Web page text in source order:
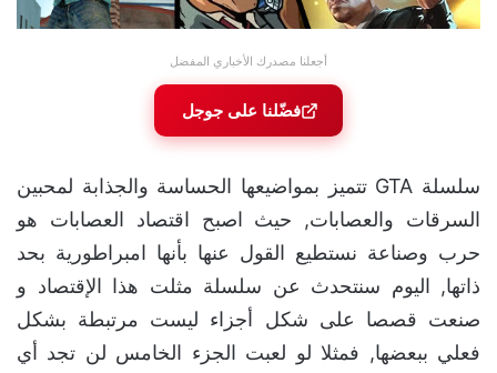
أجعلنا مصدرك الأخباري المفضل
فضّلنا على جوجل
سلسلة GTA تتميز بمواضيعها الحساسة والجذابة لمحبين
السرقات والعصابات, حيث اصبح اقتصاد العصابات هو
حرب وصناعة نستطيع القول عنها بأنها امبراطورية بحد
ذاتها, اليوم سنتحدث عن سلسلة مثلت هذا الإقتصاد و
صنعت قصصا على شكل أجزاء ليست مرتبطة بشكل
فعلي ببعضها, فمثلا لو لعبت الجزء الخامس لن تجد أي